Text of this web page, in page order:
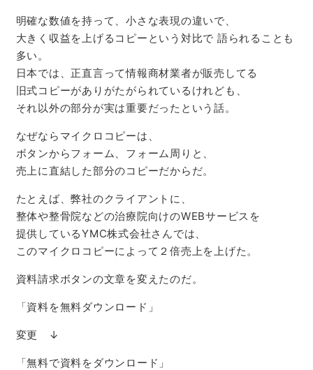
明確な数値を持って、小さな表現の違いで、
大きく収益を上げるコピーという対比で 語られることも
多い。
日本では、正直言って情報商材業者が販売してる
旧式コピーがありがたがられているけれども、
それ以外の部分が実は重要だったという話。
なぜならマイクロコピーは、
ボタンからフォーム、フォーム周りと、
売上に直結した部分のコピーだからだ。
たとえば、弊社のクライアントに、
整体や整骨院などの治療院向けのWEBサービスを
提供しているYMC株式会社さんでは、
このマイクロコピーによって２倍売上を上げた。
資料請求ボタンの文章を変えたのだ。
「資料を無料ダウンロード」
変更 ↓
「無料で資料をダウンロード」